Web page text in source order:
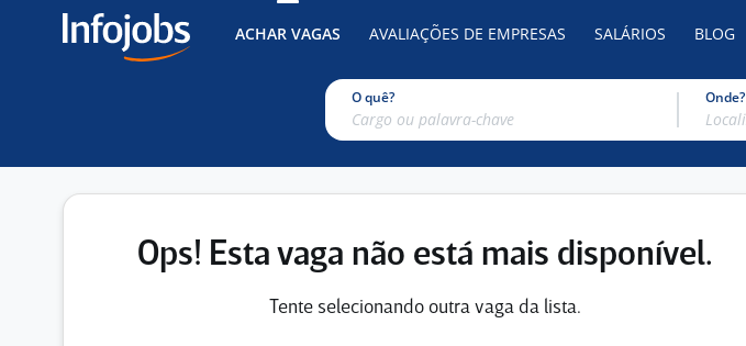
ACHAR VAGAS AVALIAÇÕES DE EMPRESAS SALÁRIOS BLOG
O quê? Onde?
Ops! Esta vaga não está mais disponível.
Tente selecionando outra vaga da lista.